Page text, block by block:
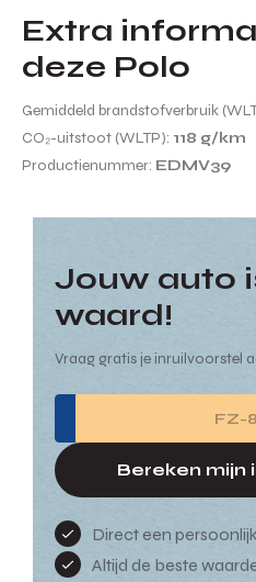
Extra
deze Polo
Gemiddeld brandstofverbruik
CO₂-uitstoot (WLTP): 118 g/km
Productienummer: EDMV39
Jouw auto
waard!
Vraag gratis je inruilvoorstel
Bereken mijn
Direct een
Altijd de beste